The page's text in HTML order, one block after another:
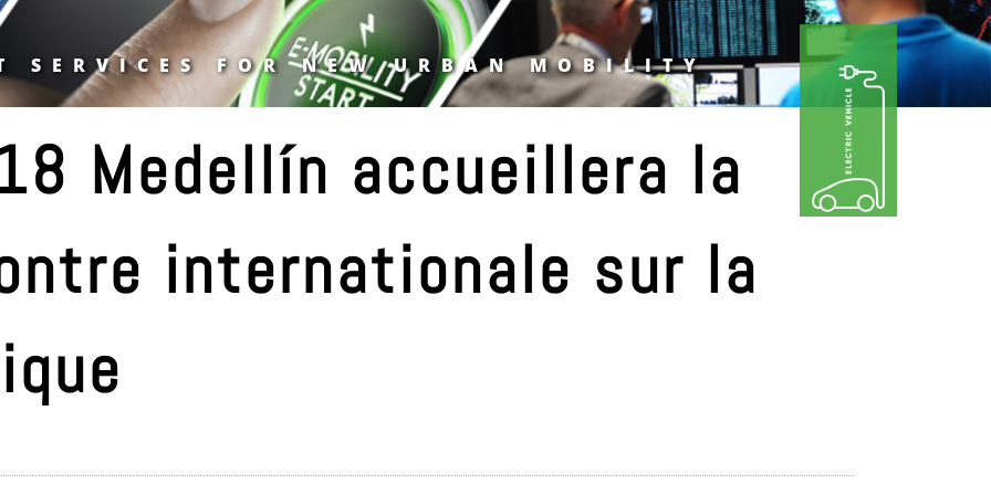
SERVICES FOR NEW URBAN MOBILITY
Medellín accueillera la
internationale sur la